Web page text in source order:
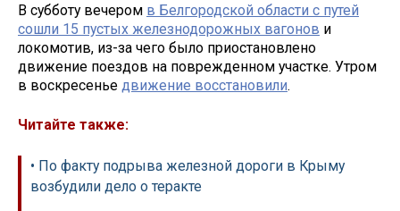
В субботу вечером в Белгородской области с путей
сошли 15 пустых железнодорожных вагонов и
локомотив, из-за чего было приостановлено
движение поездов на поврежденном участке. Утром
в воскресенье движение восстановили.
Читайте также:
• По факту подрыва железной дороги в Крыму
возбудили дело о теракте